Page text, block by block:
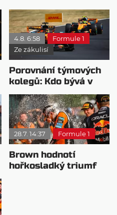
4.8. 6:58
Formule 1
Ze zákulisí
Porovnání týmových
kolegů: Kdo bývá v
sobotu nejrychlejší?
28.7. 14:37 Formule 1
Brown hodnotí
hořkosladký triumf